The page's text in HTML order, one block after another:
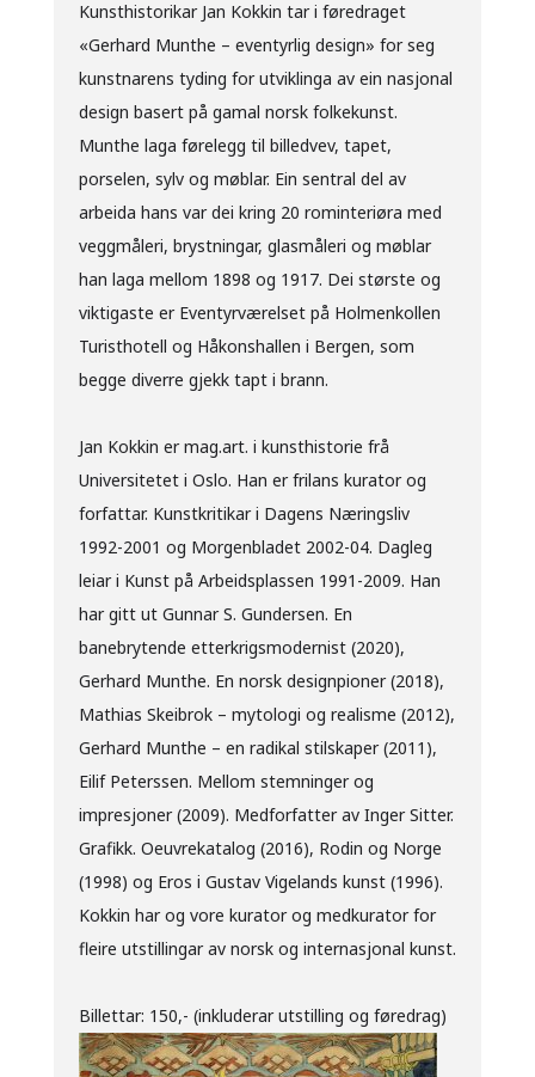
Kunsthistorikar Jan Kokkin tar i føredraget
«Gerhard Munthe – eventyrlig design» for seg
kunstnarens tyding for utviklinga av ein nasjonal
design basert på gamal norsk folkekunst.
Munthe laga førelegg til billedvev, tapet,
porselen, sylv og møblar. Ein sentral del av
arbeida hans var dei kring 20 rominteriøra med
veggmåleri, brystningar, glasmåleri og møblar
han laga mellom 1898 og 1917. Dei største og
viktigaste er Eventyrværelset på Holmenkollen
Turisthotell og Håkonshallen i Bergen, som
begge diverre gjekk tapt i brann.
Jan Kokkin er mag.art. i kunsthistorie frå
Universitetet i Oslo. Han er frilans kurator og
forfattar. Kunstkritikar i Dagens Næringsliv
1992-2001 og Morgenbladet 2002-04. Dagleg
leiar i Kunst på Arbeidsplassen 1991-2009. Han
har gitt ut Gunnar S. Gundersen. En
banebrytende etterkrigsmodernist (2020),
Gerhard Munthe. En norsk designpioner (2018),
Mathias Skeibrok – mytologi og realisme (2012),
Gerhard Munthe – en radikal stilskaper (2011),
Eilif Peterssen. Mellom stemninger og
impresjoner (2009). Medforfatter av Inger Sitter.
Grafikk. Oeuvrekatalog (2016), Rodin og Norge
(1998) og Eros i Gustav Vigelands kunst (1996).
Kokkin har og vore kurator og medkurator for
fleire utstillingar av norsk og internasjonal kunst.
Billettar: 150,- (inkluderar utstilling og føredrag)